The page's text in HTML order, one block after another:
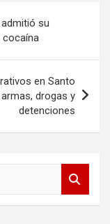
su
cocaína
en Santo
drogas y
detenciones